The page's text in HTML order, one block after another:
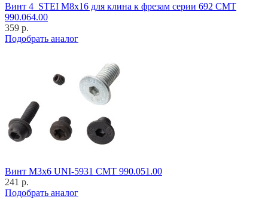
Винт 4_STEI M8x16 для клина к фрезам серии 692 CMT
990.064.00
359 р.
Подобрать аналог
Винт M3x6 UNI-5931 CMT 990.051.00
241 р.
Подобрать аналог